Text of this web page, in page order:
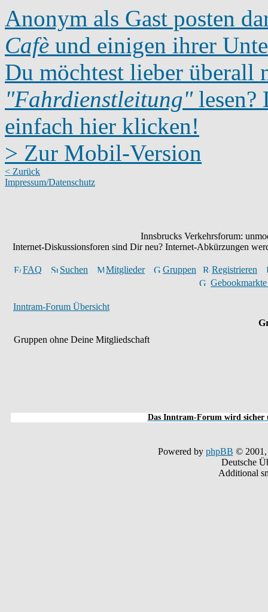
Anonym als Gast posten
Cafè und einigen ihrer
Du möchtest lieber überall
"Fahrdienstleitung"lesen?
einfach hier klicken!
> Zur Mobil-Version
< Zurück
Impressum/Datenschutz
Innsbrucks Verkehrsforum:
Internet-Diskussionsforen sind Dir neu? Internet-Abkürzungen
FAQ Suchen Mitglieder Gruppen
Registrieren
Inntram-Forum Übersicht
Gruppen ohne Deine Mitgliedschaft
Das Inntram-Forum wird sicher
Powered by phpBB © 2001,
Deutsche
Additional